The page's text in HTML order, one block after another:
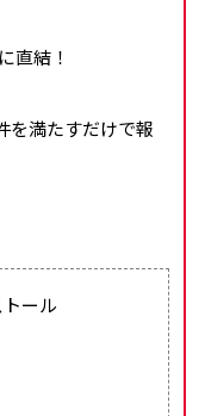
直結！
を満たすだけで報
ール